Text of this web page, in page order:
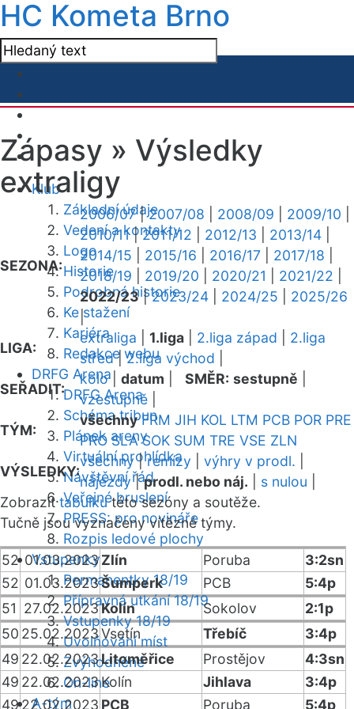
HC Kometa Brno
Klub
Základní údaje
Vedení a kontakty
Logo
Historie
Podrobná historie
Ke stažení
Kariéra
Redakce webu
DRFG Arena
DRFG Arena
Schéma tribun
Plánek areny
Virtuální prohlídka
Návštěvní řád
Veřejné bruslení
PRESS: pro novináře
Rozpis ledové plochy
Vstupenky
Permanentky 18/19
Přípravná utkání 18/19
Vstupenky 18/19
Uvolňování míst
Zvýhodněné
On-line
A-tým
Zápasy » Výsledky
extraligy
SEZONA:
2006/07|2007/08 2008/09 2009/10
2010/11|2011/12 2012/13 2013/14
2014/15
2015/16 2016/17 2017/18
2018/19
2019/20 2020/21 2021/22
2022/23|2023/24 2024/25
2025/26
|
LIGA:
extraliga 1.liga 2.liga západ
2.liga
střed|2.liga východ
SEŘADIT:
kolo| datum SMĚR: sestupně
vzestupně
TÝM:
všechny FRM JIH KOL LTM PCB POR PRE
PRO SLA SOK SUM TRE VSE ZLN
VÝSLEDKY:
všechny|remízy výhry v prodl.
nájezdy|prodl. nebo náj. s nulou
Zobrazittabulkutéto sezóny a soutěže.
Tučně jsou vyznačeny vítězné týmy.
52 01.03.2023Zlín Poruba
3:2sn
52 01.03.2023Šumperk PCB
5:4p
51 27.02.2023Kolín Sokolov
2:1p
50 25.02.2023Vsetín Třebíč
3:4p
49 22.02.2023Litoměřice Prostějov
4:3sn
49 22.02.2023Kolín Jihlava
3:4p
4922.02.2023 PCB Poruba
5:4p